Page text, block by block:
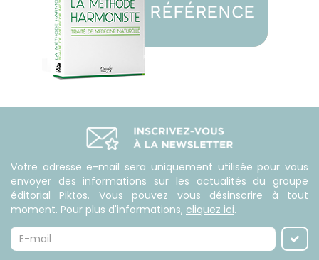
Votre adresse e-mail sera uniquement utilisée pour vous
envoyer des informations sur les actualités du groupe
éditorial Piktos. Vous pouvez vous désinscrire à tout
moment. Pour plus d'informations, cliquez ici.